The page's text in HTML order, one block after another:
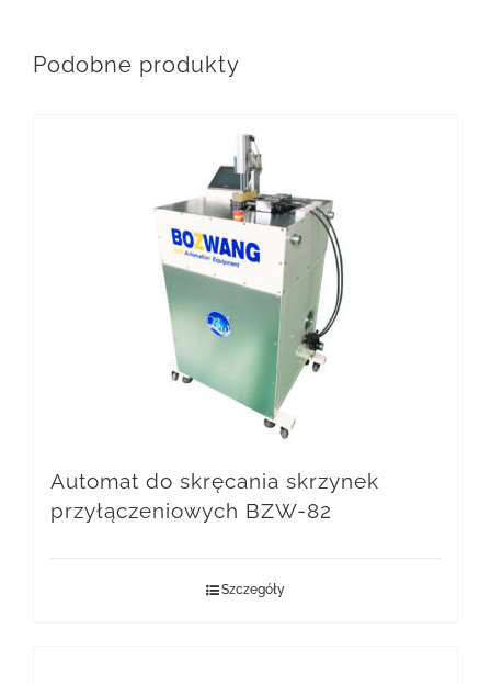
Podobne produkty
Automat do skręcania skrzynek
przyłączeniowych BZW-82
Szczegóły